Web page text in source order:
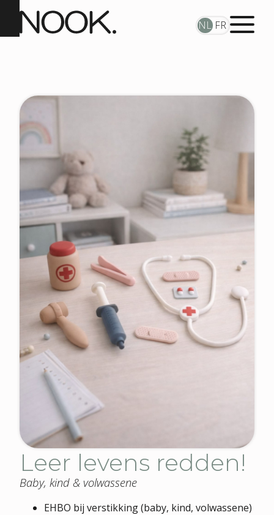
NL FR
Leer levens redden!
Baby, kind & volwassene
EHBO bij verstikking (baby, kind, volwassene)